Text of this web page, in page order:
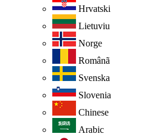
Hrvatski
Lietuviu
Norge
Românã
Svenska
Slovenia
Chinese
Arabic